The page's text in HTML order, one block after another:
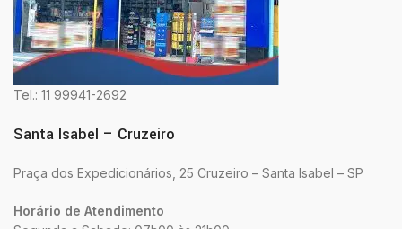
Tel.: 11 99941-2692
Santa Isabel – Cruzeiro
Praça dos Expedicionários, 25 Cruzeiro – Santa Isabel – SP
Horário de Atendimento